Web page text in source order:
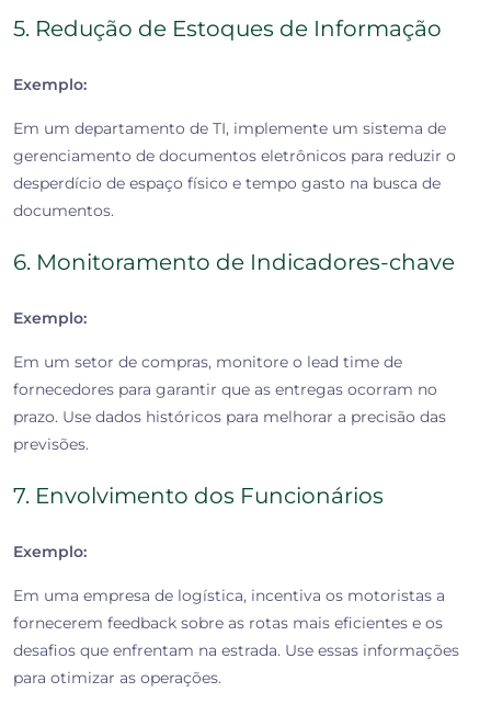
5. Redução de Estoques de Informação
Exemplo:
Em um departamento de TI, implemente um sistema de
gerenciamento de documentos eletrônicos para reduzir o
desperdício de espaço físico e tempo gasto na busca de
documentos.
6. Monitoramento de Indicadores-chave
Exemplo:
Em um setor de compras, monitore o lead time de
fornecedores para garantir que as entregas ocorram no
prazo. Use dados históricos para melhorar a precisão das
previsões.
7. Envolvimento dos Funcionários
Exemplo:
Em uma empresa de logística, incentiva os motoristas a
fornecerem feedback sobre as rotas mais eficientes e os
desafios que enfrentam na estrada. Use essas informações
para otimizar as operações.